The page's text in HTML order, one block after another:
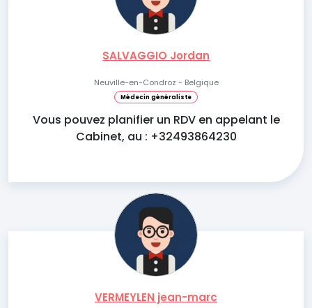
SALVAGGIO Jordan
Neuville-en-Condroz - Belgique
Médecin généraliste
Vous pouvez planifier un RDV en appelant le
Cabinet, au : +32493864230
VERMEYLEN jean-marc